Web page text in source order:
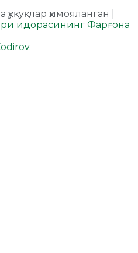
ҳуқуқлар ҳимояланган |
идорасининг Фарғона
.